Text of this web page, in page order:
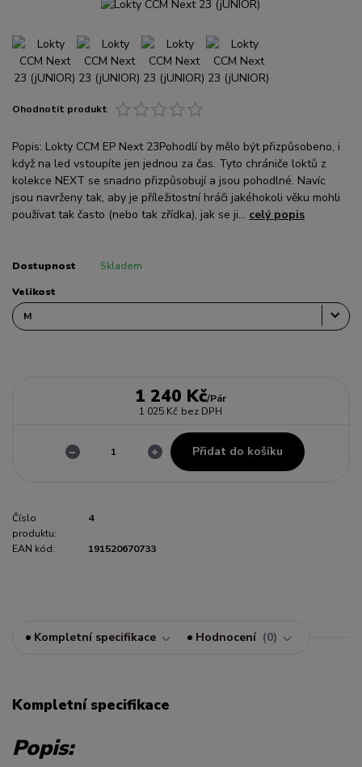
Ohodnotit produkt
Popis: Lokty CCM EP Next 23Pohodlí by mělo být přizpůsobeno, i
když na led vstoupíte jen jednou za čas. Tyto chrániče loktů z
kolekce NEXT se snadno přizpůsobují a jsou pohodlné. Navíc
jsou navrženy tak, aby je příležitostní hráči jakéhokoli věku mohli
používat tak často (nebo tak zřídka), jak se ji... celý popis
Dostupnost Skladem
Velikost
1 240 Kč/Pár
1 025 Kč bez DPH
Přidat do košíku
Číslo
produktu:
4
EAN kód: 191520670733
Kompletní specifikace Hodnocení 0
Kompletní specifikace
Popis: